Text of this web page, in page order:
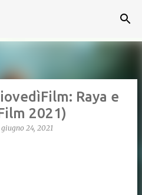
principali
Raya e
2021)
giugno 24, 2021